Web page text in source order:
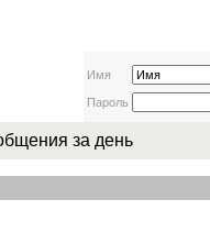
Имя
Пароль
за день